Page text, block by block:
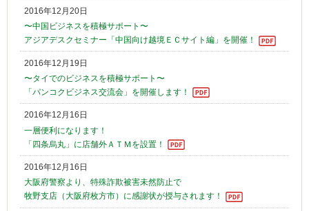
2016年12月20日
〜中国ビジネスを積極サポート〜
アジアデスクセミナー「中国向け越境ＥＣサイト編」を開催！
2016年12月19日
〜タイでのビジネスを積極サポート〜
「バンコクビジネス交流会」を開催します！
2016年12月16日
一層便利になります！
「四条烏丸」に店舗外ＡＴＭを設置！
2016年12月16日
大阪府警察より、特殊詐欺被害未然防止で
牧野支店（大阪府枚方市）に感謝状が授与されます！